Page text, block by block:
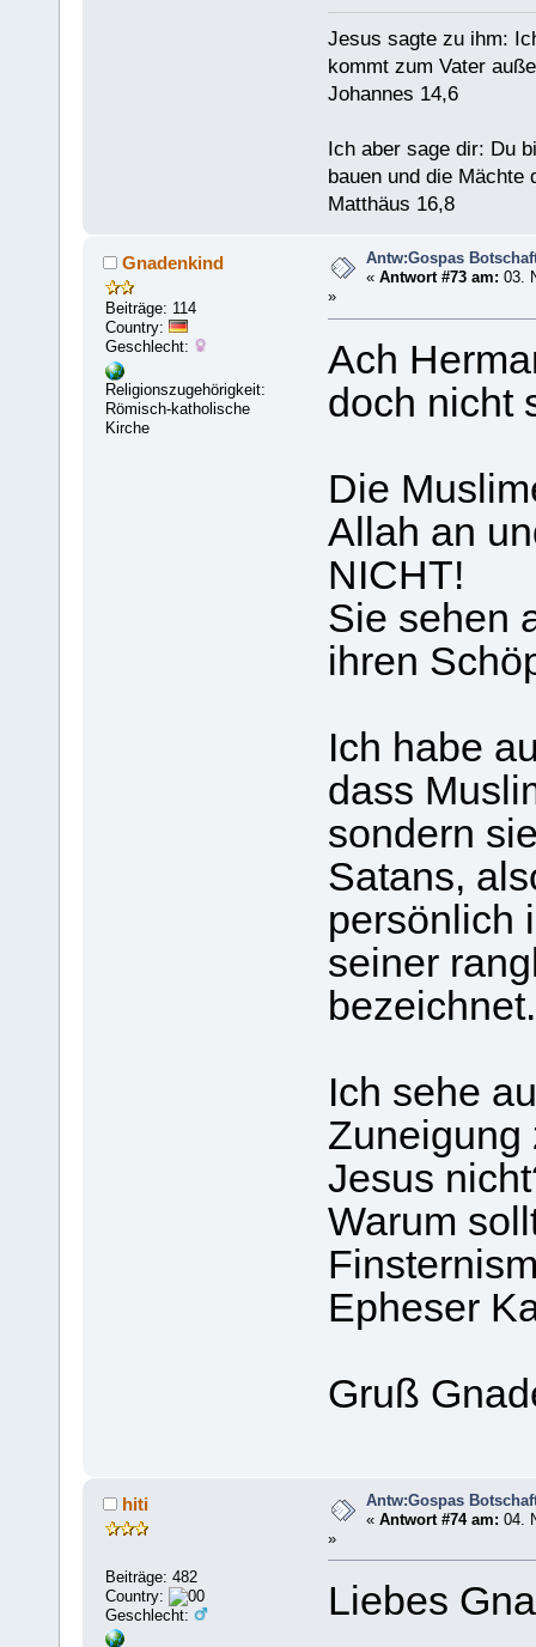
Jesus sagte zu ihm:
kommt zum Vater
Johannes 14,6
Ich aber sage dir: Du
bauen und die Mächte
Matthäus 16,8
Gnadenkind
Beiträge: 114
Country:
Geschlecht:
Religionszugehörigkeit:
Römisch-katholische
Kirche
Antw:Gospas
«Antwort #73 am: 03.
»
Ach
doch nicht
Die
Allah an
NICHT!
Sie sehen
ihren
Ich habe
dass
sondern
Satans,
persönlich
seiner
bezeichnet.
Ich sehe
Zuneigung
Jesus
Warum
Epheser
Gruß
hiti
Beiträge: 482
Country:
Geschlecht:
Antw:Gospas
«Antwort #74 am: 04.
»
Liebes